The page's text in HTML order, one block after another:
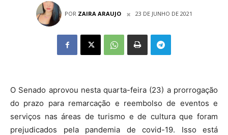
POR ZAIRA ARAUJO 23 DE JUNHO DE 2021
O Senado aprovou nesta quarta-feira (23) a prorrogação
do prazo para remarcação e reembolso de eventos e
serviços nas áreas de turismo e de cultura que foram
prejudicados pela pandemia de covid-19. Isso está